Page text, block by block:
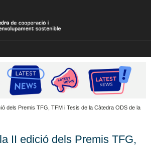
dels Premis TFG, TFM i Tesis de la Càtedra ODS de la
II edició dels Premis TFG,